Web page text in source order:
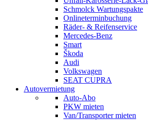
Schmolck Wartungspakte
Onlineterminbuchung
Räder- & Reifenservice
Mercedes-Benz
Smart
Škoda
Audi
Volkswagen
SEAT CUPRA
Autovermietung
Auto-Abo
PKW mieten
Van/Transporter mieten